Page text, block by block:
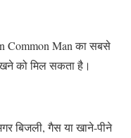
Common Man का सबसे
को मिल सकता है।
बिजली, गैस या खाने-पीने